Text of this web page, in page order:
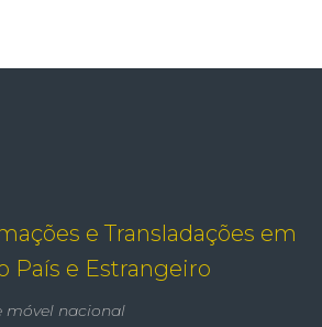
e Transladações em
País e Estrangeiro
móvel nacional